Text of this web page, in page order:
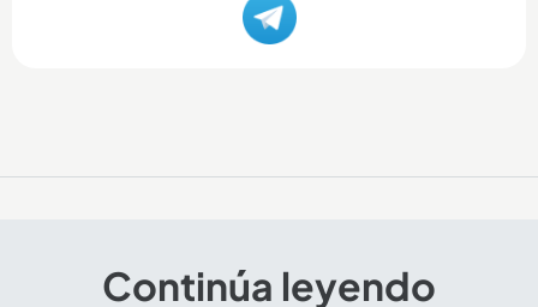
Continúa leyendo